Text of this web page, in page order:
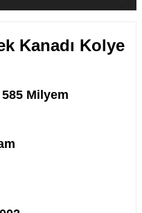
Kanadı Kolye
Milyem